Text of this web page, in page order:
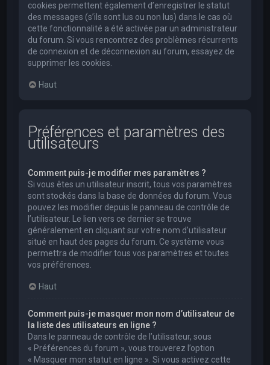
cookies permettent également d’enregistrer le statut
des messages (s’ils sont lus ou non lus) dans le cas où
cette fonctionnalité a été activée par un administrateur
du forum. Si vous rencontrez des problèmes récurrents
de connexion et de déconnexion au forum, essayez de
supprimer les cookies.
Haut
Préférences et paramètres des
utilisateurs
Comment puis-je modifier mes paramètres ?
Si vous êtes un utilisateur inscrit, tous vos paramètres
sont stockés dans la base de données du forum. Vous
pouvez les modifier depuis le panneau de contrôle de
l’utilisateur. Le lien vers ce dernier se trouve
généralement en cliquant sur votre nom d’utilisateur
situé en haut des pages du forum. Ce système vous
permettra de modifier tous vos paramètres et toutes
vos préférences.
Haut
Comment puis-je masquer mon nom d’utilisateur de
la liste des utilisateurs en ligne ?
Dans le panneau de contrôle de l’utilisateur, sous
« Préférences du forum », vous trouverez l’option
« Masquer mon statut en ligne ». Si vous activez cette